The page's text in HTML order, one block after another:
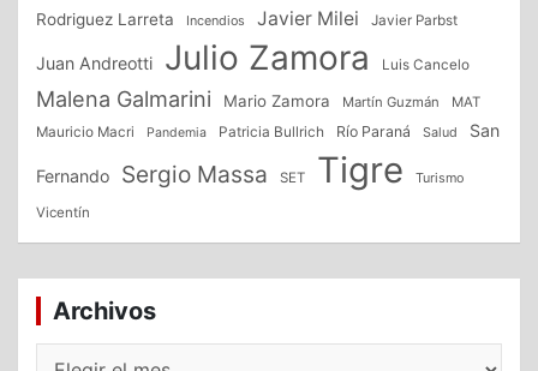
Rodriguez Larreta
Incendios Javier Milei Javier Parbst
Juan Andreotti Julio Zamora Luis Cancelo
Malena Galmarini Mario Zamora Martín Guzmán
MAT
Mauricio Macri
Pandemia Patricia Bullrich Río Paraná Salud San
Fernando Sergio Massa SET Tigre Turismo
Vicentín
Archivos